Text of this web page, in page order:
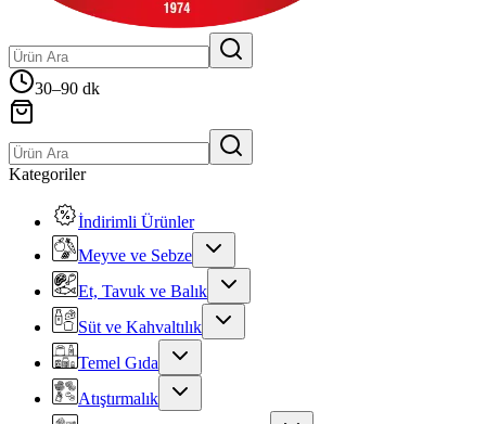
30–90 dk
Kategoriler
İndirimli Ürünler
Meyve ve Sebze
Et, Tavuk ve Balık
Süt ve Kahvaltılık
Temel Gıda
Atıştırmalık